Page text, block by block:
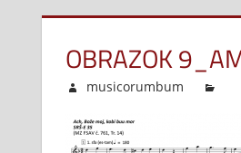
OBRAZOK
musicorumbum